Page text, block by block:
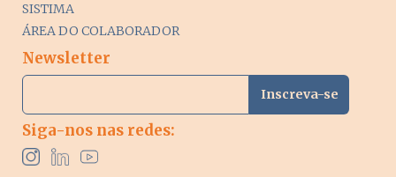
SISTIMA
ÁREA DO COLABORADOR
Newsletter
Siga-nos nas redes: